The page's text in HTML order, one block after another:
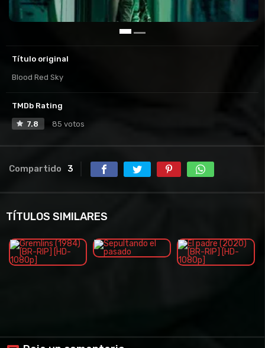
Título original
Blood Red Sky
TMDb Rating
7.8 85 votos
Compartido 3
TÍTULOS SIMILARES